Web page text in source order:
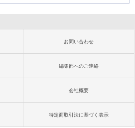
お問い合わせ
編集部へのご連絡
会社概要
特定商取引法に基づく表示